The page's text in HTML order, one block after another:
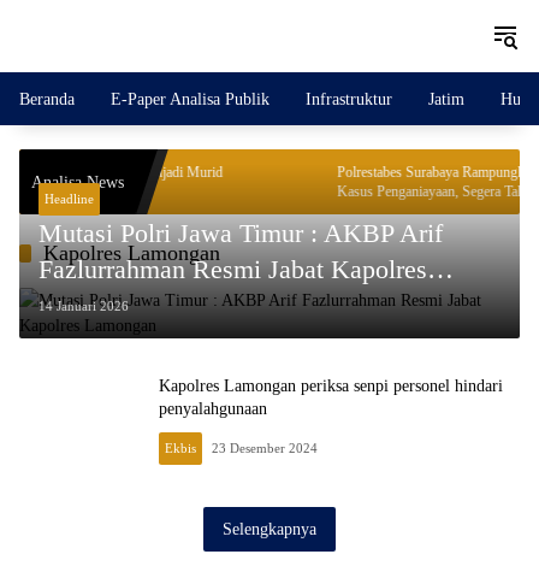
Beranda E-Paper Analisa Publik Infrastruktur Jatim
Analisa News
Karakter Menjadi Murid
Surabaya
Polrestabes Surabaya Rampungkan
Kasus Penganiayaan, Segera Tahap II
Kapolres Lamongan
Headline
Mutasi Polri Jawa Timur : AKBP Arif
Fazlurrahman Resmi Jabat Kapolres
Lamongan
14 Januari 2026
Kapolres Lamongan periksa senpi personel hindari
penyalahgunaan
Ekbis 23 Desember 2024
Selengkapnya